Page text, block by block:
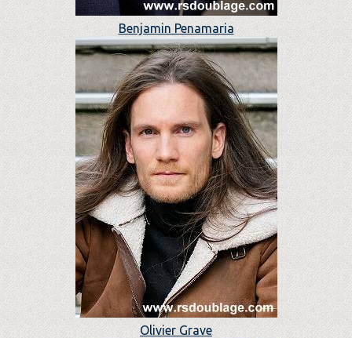
Benjamin Penamaria
Olivier Grave